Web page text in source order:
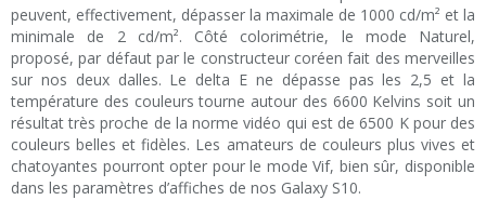
peuvent, effectivement, dépasser la maximale de 1000 cd/m² et la
minimale de 2 cd/m². Côté colorimétrie, le mode Naturel,
proposé, par défaut par le constructeur coréen fait des merveilles
sur nos deux dalles. Le delta E ne dépasse pas les 2,5 et la
température des couleurs tourne autour des 6600 Kelvins soit un
résultat très proche de la norme vidéo qui est de 6500 K pour des
couleurs belles et fidèles. Les amateurs de couleurs plus vives et
chatoyantes pourront opter pour le mode Vif, bien sûr, disponible
dans les paramètres d’affiches de nos Galaxy S10.